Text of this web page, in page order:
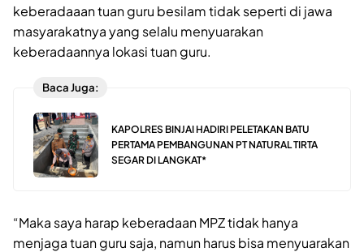
keberadaaan tuan guru besilam tidak seperti di jawa
masyarakatnya yang selalu menyuarakan
keberadaannya lokasi tuan guru.
Baca Juga:
KAPOLRES BINJAI HADIRI PELETAKAN BATU
PERTAMA PEMBANGUNAN PT NATURAL TIRTA
SEGAR DI LANGKAT*
“Maka saya harap keberadaan MPZ tidak hanya
menjaga tuan guru saja, namun harus bisa menyuarakan